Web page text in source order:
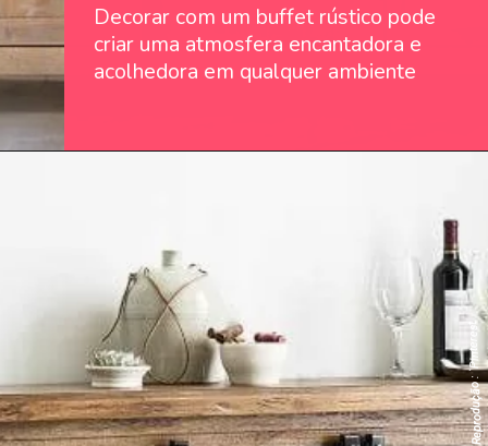
Decorar com um buffet rústico pode
criar uma atmosfera encantadora e
acolhedora em qualquer ambiente
Reprodução
: `PInterest